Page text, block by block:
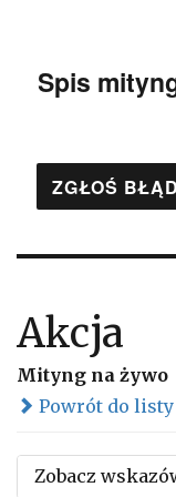
Spis
ZGŁOŚ
Akcja
Mityng na żywo
Powrót do
Zobacz